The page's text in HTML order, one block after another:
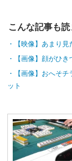
こんな記事も
【映像】あまり
【画像】顔がひ
【画像】おへそ
ット